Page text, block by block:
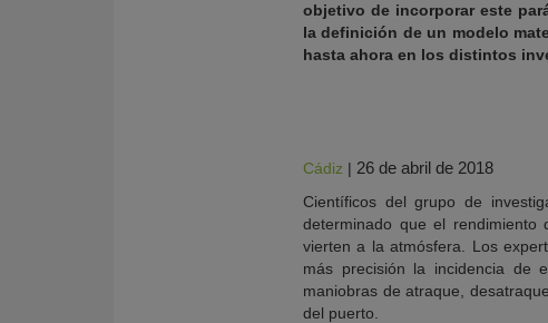
objetivo de incorporar este
la definición de un modelo
hasta ahora en los distintos
Cádiz | 26 de abril de 2018
Científicos del grupo de
determinado que el
vierten a la atmósfera. Los
más precisión la incidencia de
maniobras de atraque,
del puerto.